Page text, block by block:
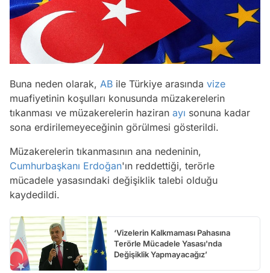
Buna neden olarak, AB ile Türkiye arasında vize
muafiyetinin koşulları konusunda müzakerelerin
tıkanması ve müzakerelerin haziran ayı sonuna kadar
sona erdirilemeyeceğinin görülmesi gösterildi.
Müzakerelerin tıkanmasının ana nedeninin,
Cumhurbaşkanı Erdoğan'ın reddettiği, terörle
mücadele yasasındaki değişiklik talebi olduğu
kaydedildi.
‘Vizelerin Kalkmaması Pahasına
Terörle Mücadele Yasası'nda
Değişiklik Yapmayacağız’